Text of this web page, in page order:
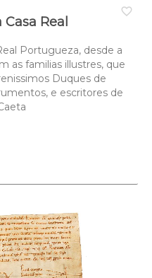
favorite_border
Real
Portugueza, desde a
as familias illustres, que
Duques de
e escritores de